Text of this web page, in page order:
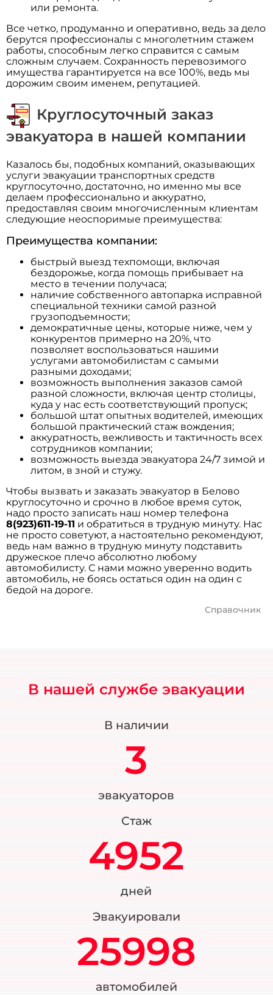
или ремонта.
Все четко, продуманно и оперативно, ведь за дело
берутся профессионалы с многолетним стажем
работы, способным легко справится с самым
сложным случаем. Сохранность перевозимого
имущества гарантируется на все 100%, ведь мы
дорожим своим именем, репутацией.
Круглосуточный заказ
эвакуатора в нашей компании
Казалось бы, подобных компаний, оказывающих
услуги эвакуации транспортных средств
круглосуточно, достаточно, но именно мы все
делаем профессионально и аккуратно,
предоставляя своим многочисленным клиентам
следующие неоспоримые преимущества:
Преимущества компании:
быстрый выезд техпомощи, включая
бездорожье, когда помощь прибывает на
место в течении получаса;
наличие собственного автопарка исправной
специальной техники самой разной
грузоподъемности;
демократичные цены, которые ниже, чем у
конкурентов примерно на 20%, что
позволяет воспользоваться нашими
услугами автомобилистам с самыми
разными доходами;
возможность выполнения заказов самой
разной сложности, включая центр столицы,
куда у нас есть соответствующий пропуск;
большой штат опытных водителей, имеющих
большой практический стаж вождения;
аккуратность, вежливость и тактичность всех
сотрудников компании;
возможность выезда эвакуатора 24/7 зимой и
литом, в зной и стужу.
Чтобы вызвать и заказать эвакуатор в Белово
круглосуточно и срочно в любое время суток,
надо просто записать наш номер телефона
8(923)611-19-11 и обратиться в трудную минуту. Нас
не просто советуют, а настоятельно рекомендуют,
ведь нам важно в трудную минуту подставить
дружеское плечо абсолютно любому
автомобилисту. С нами можно уверенно водить
автомобиль, не боясь остаться один на один с
бедой на дороге.
Справочник
В нашей службе эвакуации
В наличии
3
эвакуаторов
Стаж
4952
дней
Эвакуировали
25998
автомобилей